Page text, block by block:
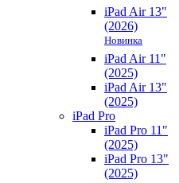
iPad Air 13"
(2026)
Новинка
iPad Air 11"
(2025)
iPad Air 13"
(2025)
iPad Pro
iPad Pro 11"
(2025)
iPad Pro 13"
(2025)